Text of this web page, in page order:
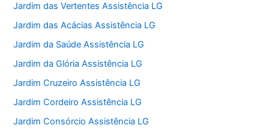
Jardim das Vertentes Assistência LG
Jardim das Acácias Assistência LG
Jardim da Saúde Assistência LG
Jardim da Glória Assistência LG
Jardim Cruzeiro Assistência LG
Jardim Cordeiro Assistência LG
Jardim Consórcio Assistência LG